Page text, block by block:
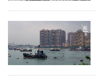
生
時
事